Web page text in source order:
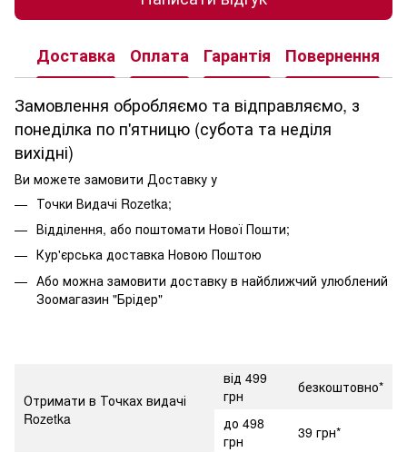
Доставка Оплата Гарантія Повернення
Замовлення обробляємо та відправляємо, з
понеділка по п'ятницю (субота та неділя
вихідні)
Ви можете замовити Доставку у
Точки Видачі Rozetka;
Відділення, або поштомати Нової Пошти;
Кур'єрська доставка Новою Поштою
Або можна замовити доставку в найближчий улюблений
Зоомагазин "Брідер"
Отримати в Точках видачі
Rozetka
від 499
грн
безкоштовно*
до 498
грн
39 грн*